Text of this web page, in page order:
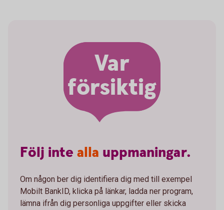
Var
försiktig
Följ inte alla uppmaningar.
Om någon ber dig identifiera dig med till exempel
Mobilt BankID, klicka på länkar, ladda ner program,
lämna ifrån dig personliga uppgifter eller skicka